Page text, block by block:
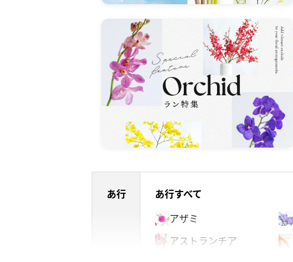
あ行 あ行すべて
アザミ
アストランチア